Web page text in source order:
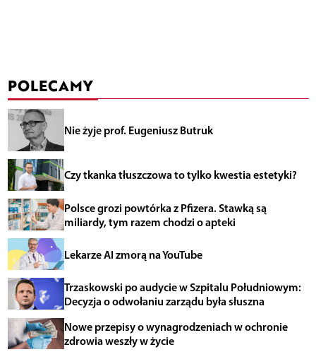
POLECAMY
Nie żyje prof. Eugeniusz Butruk
Czy tkanka tłuszczowa to tylko kwestia estetyki?
Polsce grozi powtórka z Pfizera. Stawką są
miliardy, tym razem chodzi o apteki
Lekarze AI zmorą na YouTube
Trzaskowski po audycie w Szpitalu Południowym:
Decyzja o odwołaniu zarządu była słuszna
Nowe przepisy o wynagrodzeniach w ochronie
zdrowia weszły w życie